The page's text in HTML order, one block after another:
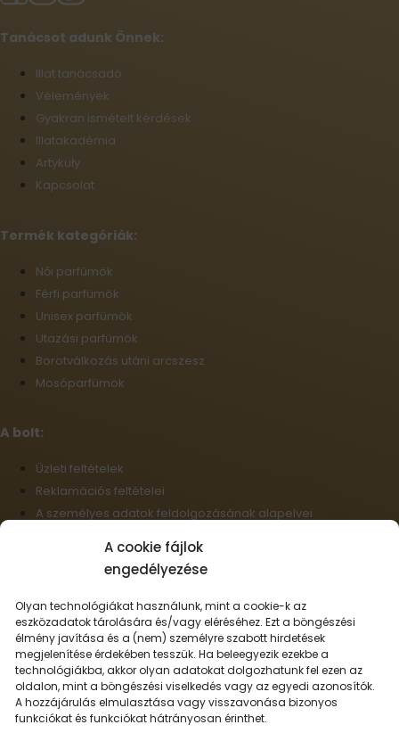
A cookie fájlok
engedélyezése
Olyan technológiákat használunk, mint a cookie-k az
eszközadatok tárolására és/vagy eléréséhez. Ezt a böngészési
élmény javítása és a (nem) személyre szabott hirdetések
megjelenítése érdekében tesszük. Ha beleegyezik ezekbe a
technológiákba, akkor olyan adatokat dolgozhatunk fel ezen az
oldalon, mint a böngészési viselkedés vagy az egyedi azonosítók.
A hozzájárulás elmulasztása vagy visszavonása bizonyos
funkciókat és funkciókat hátrányosan érinthet.
Tanácsot adunk Önnek:
Illat tanácsadó
Vélemények
Gyakran ismételt kérdések
Illatakadémia
Artykuły
Kapcsolat
Termék kategóriák:
Női parfümök
Férfi parfümök
Unisex parfümök
Utazási parfümök
Borotválkozás utáni arcszesz
Mosóparfümök
A bolt:
Üzleti feltételek
Reklamációs feltételei
A személyes adatok feldolgozásának alapelvei
Cookie-fájlok
Nagykereskedelem
Elállás a szerződéstől
Magyar
Szállítási lehetőségek: